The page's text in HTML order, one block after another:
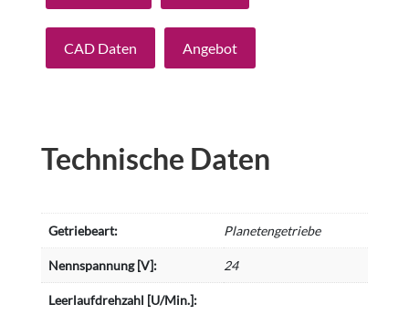
CAD Daten Angebot
Technische Daten
Getriebeart: Planetengetriebe
Nennspannung [V]: 24
Leerlaufdrehzahl [U/Min.]: